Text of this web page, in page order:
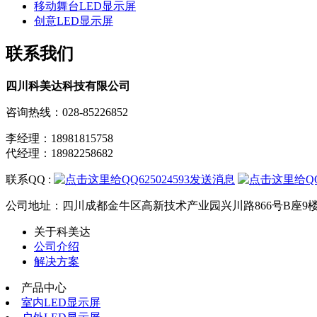
移动舞台LED显示屏
创意LED显示屏
联系我们
四川科美达科技有限公司
咨询热线：028-85226852
李经理：18981815758
代经理：18982258682
联系QQ :
公司地址：四川成都金牛区高新技术产业园兴川路866号B座9
关于科美达
公司介绍
解决方案
产品中心
室内LED显示屏